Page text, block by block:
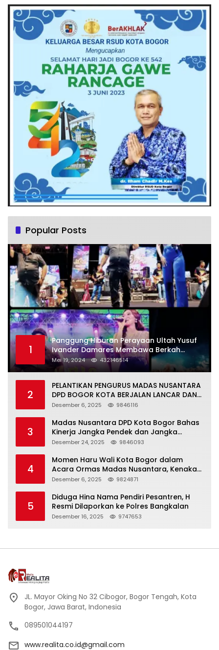
Popular Posts
1
Panggung Hiburan Perayaan Ultah Yusuf
Ivander Damares Membawa Berkah
Warga Kejapanan
Mei 19, 2024 432146514
2
PELANTIKAN PENGURUS MADAS NUSANTARA
DPD BOGOR KOTA BERJALAN LANCAR DAN
KHIDMAT
Desember 6, 2025 9846116
3
Madas Nusantara DPD Kota Bogor Bahas
Kinerja Jangka Pendek dan Jangka
Panjang
Desember 24, 2025 9846093
4
Momen Haru Wali Kota Bogor dalam
Acara Ormas Madas Nusantara, Kenakan
Peci Hitam Tinggi sebagai Simbol
Desember 6, 2025 9824871
5
Diduga Hina Nama Pendiri Pesantren, H
Resmi Dilaporkan ke Polres Bangkalan
Desember 16, 2025 9747653
JL. Mayor Oking No 32 Cibogor, Bogor Tengah, Kota
Bogor, Jawa Barat, Indonesia
089501044197
www.realita.co.id@gmail.com